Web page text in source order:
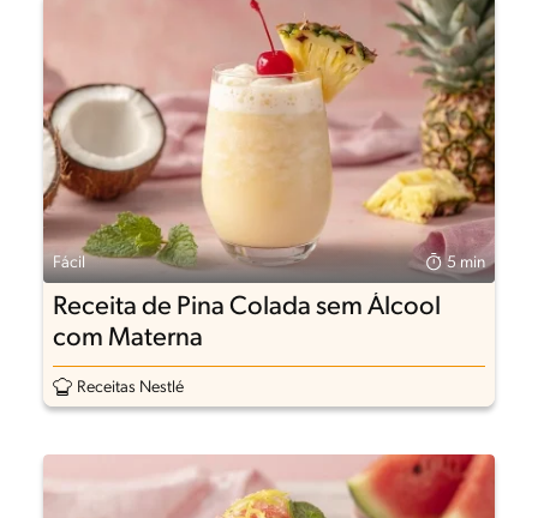
Fácil 5 min
Receita de Pina Colada sem Álcool
com Materna
Receitas Nestlé